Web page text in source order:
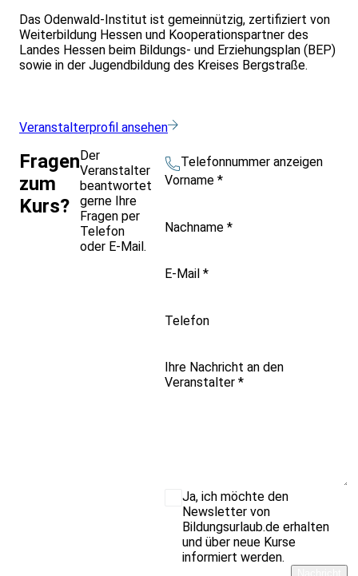
Das Odenwald-Institut ist gemeinnützig, zertifiziert von
Weiterbildung Hessen und Kooperationspartner des
Landes Hessen beim Bildungs- und Erziehungsplan (BEP)
sowie in der Jugendbildung des Kreises Bergstraße.
Veranstalterprofil ansehen
Fragen
zum
Kurs?
Der
Veranstalter
beantwortet
gerne Ihre
Fragen per
Telefon
oder E-Mail.
Telefonnummer anzeigen
Vorname *
Nachname *
E-Mail *
Telefon
Ihre Nachricht an den
Veranstalter *
Ja, ich möchte den
Newsletter von
Bildungsurlaub.de erhalten
und über neue Kurse
informiert werden.